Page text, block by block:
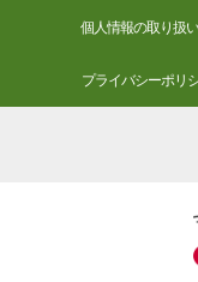
個人情報の取り扱
プライバシーポリ